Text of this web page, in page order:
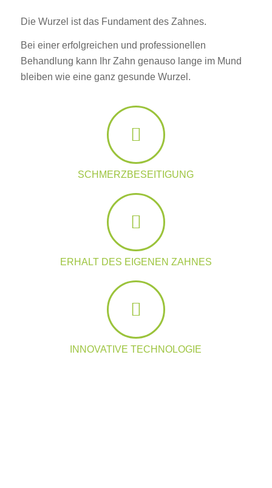
Die Wurzel ist das Fundament des Zahnes.
Bei einer erfolgreichen und professionellen
Behandlung kann Ihr Zahn genauso lange im Mund
bleiben wie eine ganz gesunde Wurzel.
SCHMERZBESEITIGUNG
ERHALT DES EIGENEN ZAHNES
INNOVATIVE TECHNOLOGIE